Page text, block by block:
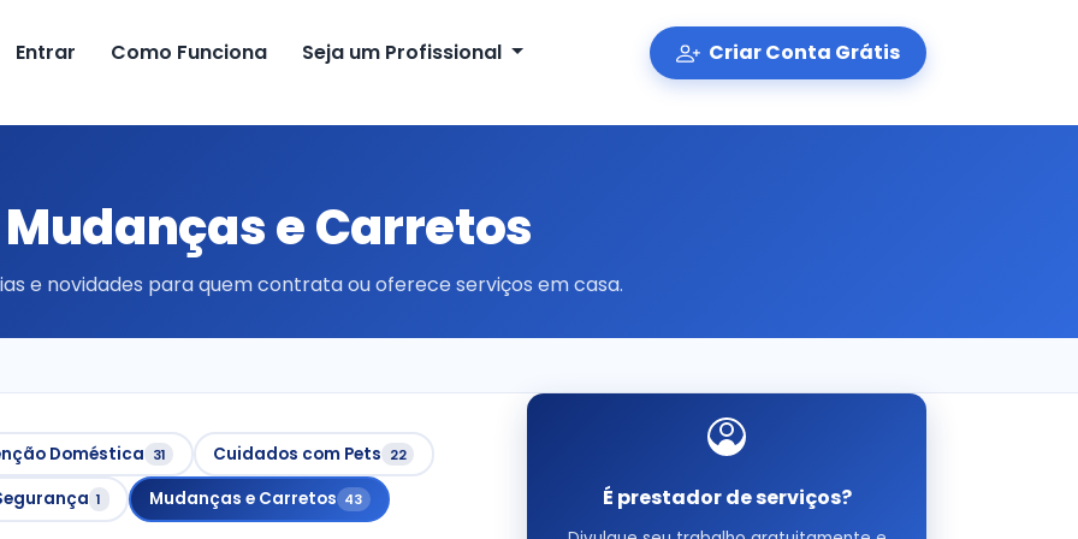
Entrar Como Funciona Seja um Profissional Criar Conta Grátis
Mudanças e Carretos
e novidades para quem contrata ou oferece serviços em casa.
Doméstica 31 Cuidados com Pets 22
1 Mudanças e Carretos 43 É prestador de serviços?